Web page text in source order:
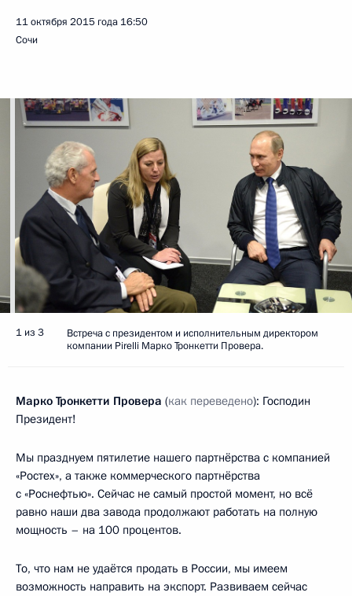
11 октября 2015 года 16:50
Сочи
1 из 3
Встреча с президентом и исполнительным директором
компании Pirelli Марко Тронкетти Провера.
Марко Тронкетти Провера (как переведено): Господин
Президент!
Мы празднуем пятилетие нашего партнёрства с компанией
«Ростех», а также коммерческого партнёрства
с «Роснефтью». Сейчас не самый простой момент, но всё
равно наши два завода продолжают работать на полную
мощность – на 100 процентов.
То, что нам не удаётся продать в России, мы имеем
возможность направить на экспорт. Развиваем сейчас